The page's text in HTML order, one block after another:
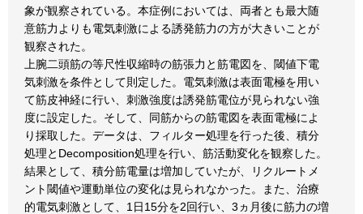
象が観察されている。本症例においては、両者とも最大随
意筋力よりも電気刺激による誘発筋力の方が大きいことが
観察された。
上腕二頭筋の等尺性収縮時の筋張力と筋電図を、閾値下電
気刺激を条件として則定した。電気刺激は表面電極を用い
て筋皮神経に行い、刺激強度は誘発筋電位が見られない強
度に設定した。そして、同筋からの筋電図を表面電極によ
り採取した。データは、フィルター処理を行った後、積分
処理とDecomposition処理を行い、筋活動変化を観察した。
結果として、積分筋電量は増加していたが、リクルートメ
ント閾値や運動単位の変化は見られなかった。また、治療
的電気刺激として、1日15分を2回行い、3ヵ月後に筋力の増